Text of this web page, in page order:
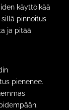
käyttöikää
pinnoitus
ja pitää
pienenee.